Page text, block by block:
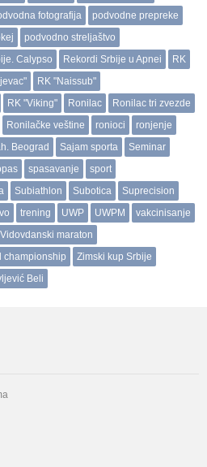
fotografija
podvodne prepreke
podvodno streljaštvo
Calypso Rekordi Srbije u Apnei
RK
RK "Naissub"
RK "Viking" Ronilac
Ronilac tri zvezde
Ronilačke veštine ronioci
ronjenje
Beograd Sajam sporta
Seminar
spasavanje
sport
Subiathlon Subotica
Suprecision
trening UWP UWPM
vakcinisanje
Vidovdanski maraton
championship
Zimski kup Srbije
Beli